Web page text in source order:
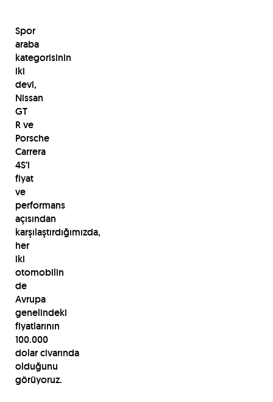
Spor
araba
kategorisinin
iki
devi,
Nissan
GT
R ve
Porsche
Carrera
4S’i
fiyat
ve
performans
açısından
karşılaştırdığımızda,
her
iki
otomobilin
de
Avrupa
genelindeki
fiyatlarının
100.000
dolar civarında
olduğunu
görüyoruz.